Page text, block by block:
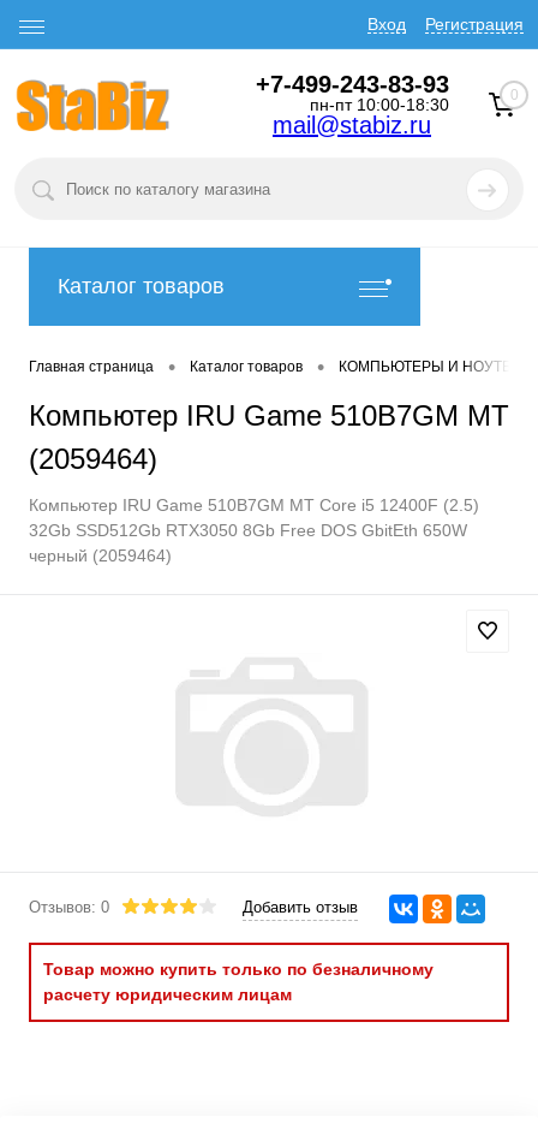
Вход Регистрация
+7-499-243-83-93
пн-пт 10:00-18:30
mail@stabiz.ru
0
Каталог товаров
Главная страница • Каталог товаров • КОМПЬЮТЕРЫ И
Компьютер IRU Game 510B7GM MT
(2059464)
Компьютер IRU Game 510B7GM MT Core i5 12400F (2.5)
32Gb SSD512Gb RTX3050 8Gb Free DOS GbitEth 650W
черный (2059464)
Отзывов: 0 Добавить отзыв
Товар можно купить только по безналичному
расчету юридическим лицам